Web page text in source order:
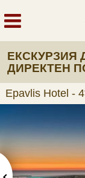
ЕКСКУРЗИЯ
ДИРЕКТЕН
Epavlis Hotel -